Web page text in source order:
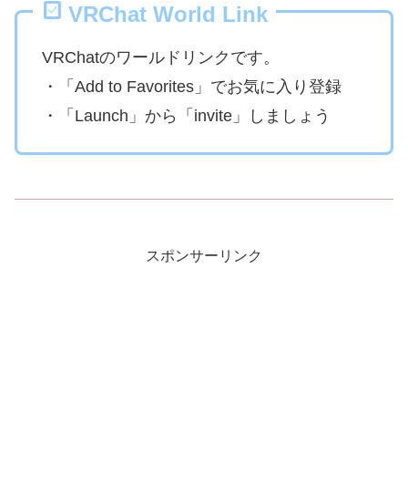
VRChat World Link
VRChatのワールドリンクです。
・「Add to Favorites」でお気に入り登録
・「Launch」から「invite」しましょう
スポンサーリンク